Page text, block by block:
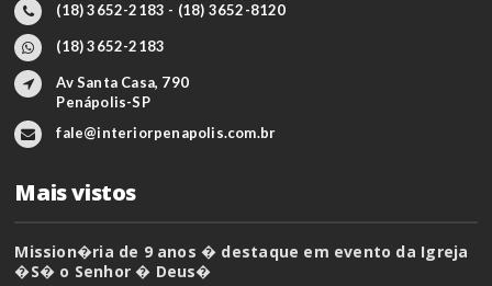
(18) 3652-2183 - (18) 3652-8120
(18) 3652-2183
Av Santa Casa, 790
Penápolis-SP
fale@interiorpenapolis.com.br
Mais vistos
Mission�ria de 9 anos � destaque em evento da Igreja
�S� o Senhor � Deus�